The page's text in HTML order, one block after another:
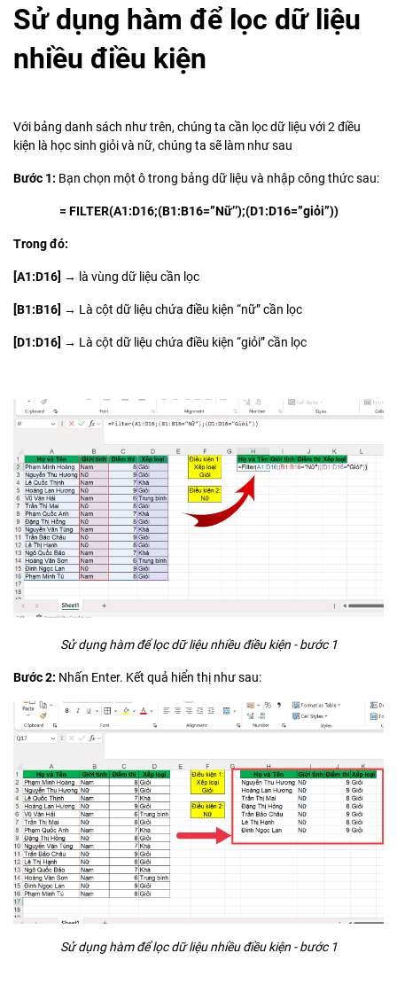
Sử dụng hàm để lọc dữ liệu
nhiều điều kiện
Với bảng danh sách như trên, chúng ta cần lọc dữ liệu với 2 điều
kiện là học sinh giỏi và nữ, chúng ta sẽ làm như sau
Bước 1: Bạn chọn một ô trong bảng dữ liệu và nhập công thức sau:
= FILTER(A1:D16;(B1:B16=”Nữ’’);(D1:D16=”giỏi”))
Trong đó:
[A1:D16] → là vùng dữ liệu cần lọc
[B1:B16] → Là cột dữ liệu chứa điều kiện “nữ” cần lọc
[D1:D16] → Là cột dữ liệu chứa điều kiện “giỏi” cần lọc
Sử dụng hàm để lọc dữ liệu nhiều điều kiện - bước 1
Bước 2: Nhấn Enter. Kết quả hiển thị như sau:
Sử dụng hàm để lọc dữ liệu nhiều điều kiện - bước 1